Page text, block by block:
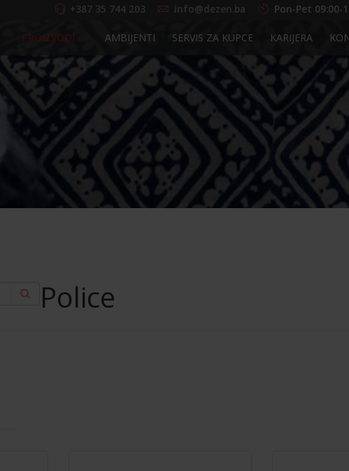
PROIZVODI AMBIJENTI SERVIS ZA KUPCE KARIJERA
+387 35 744 203 info@dezen.ba Pon-Pet 09:00-
Police